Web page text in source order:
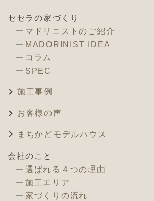
セセラの家づくり
マドリニストのご紹介
MADORINIST IDEA
コラム
SPEC
施工事例
お客様の声
まちかどモデルハウス
会社のこと
選ばれる４つの理由
施工エリア
家づくりの流れ